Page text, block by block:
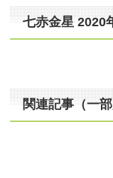
七赤金星 2020
関連記事（一